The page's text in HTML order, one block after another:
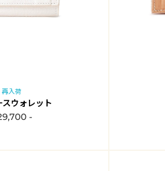
再入荷
スウォレット
-